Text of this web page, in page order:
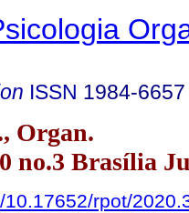
ISSN 1984-6657
Organ.
no.3 Brasília
rpot/